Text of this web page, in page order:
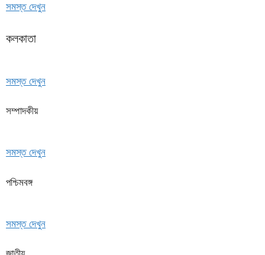
সমস্ত দেখুন
কলকাতা
সমস্ত দেখুন
সম্পাদকীয়
সমস্ত দেখুন
পশ্চিমবঙ্গ
সমস্ত দেখুন